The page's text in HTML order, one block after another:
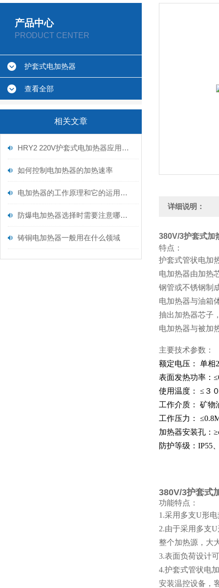
产品中心
PRODUCT CENTER
护套式电加热器
查看全部
相关文章
HRY2 220V护套式电加热器应用解读
如何控制电加热器的加热速率
电加热器的工作原理和它的运用范围
防爆电加热器选择时需要注意哪些事项
铸铜电加热器一般用在什么领域
详细说明：
380V/3护套式加
特点：
护套式管状电加
电加热器由加热
钢管或不锈钢制
电加热器与油箱
抽出加热器芯
电加热器与被加
主要技术参数：
额定电压： 单相
表面发热功率：
使用温度： ≤３
工作介质： 矿物
工作压力：
加热器安装孔：
防护等级：IP55
380V/3护套式
功能特点：
1.采用多支U形
2.由于采用多支
整个加热源，大
3.表面负荷设计
4.护套式管状电
安装温控设备，